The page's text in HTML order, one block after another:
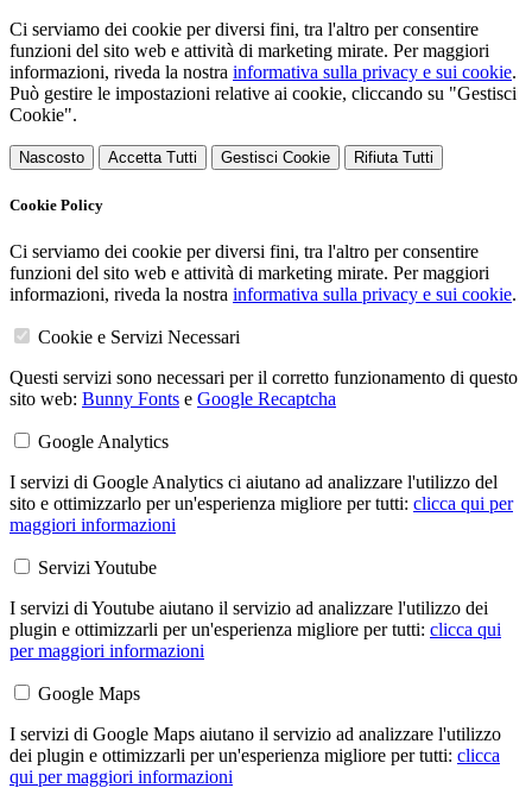
Ci serviamo dei cookie per diversi fini, tra l'altro per consentire
funzioni del sito web e attività di marketing mirate. Per maggiori
informazioni, riveda la nostra informativa sulla privacy e sui cookie.
Può gestire le impostazioni relative ai cookie, cliccando su "Gestisci
Cookie".
Nascosto Accetta Tutti Gestisci Cookie Rifiuta Tutti
Cookie Policy
Ci serviamo dei cookie per diversi fini, tra l'altro per consentire
funzioni del sito web e attività di marketing mirate. Per maggiori
informazioni, riveda la nostra informativa sulla privacy e sui cookie.
Cookie e Servizi Necessari
Questi servizi sono necessari per il corretto funzionamento di questo
sito web: Bunny Fonts e Google Recaptcha
Google Analytics
I servizi di Google Analytics ci aiutano ad analizzare l'utilizzo del
sito e ottimizzarlo per un'esperienza migliore per tutti: clicca qui per
maggiori informazioni
Servizi Youtube
I servizi di Youtube aiutano il servizio ad analizzare l'utilizzo dei
plugin e ottimizzarli per un'esperienza migliore per tutti: clicca qui
per maggiori informazioni
Google Maps
I servizi di Google Maps aiutano il servizio ad analizzare l'utilizzo
dei plugin e ottimizzarli per un'esperienza migliore per tutti: clicca
qui per maggiori informazioni